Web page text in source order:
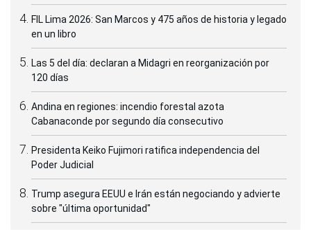
FIL Lima 2026: San Marcos y 475 años de historia y legado
en un libro
Las 5 del día: declaran a Midagri en reorganización por
120 días
Andina en regiones: incendio forestal azota
Cabanaconde por segundo día consecutivo
Presidenta Keiko Fujimori ratifica independencia del
Poder Judicial
Trump asegura EEUU e Irán están negociando y advierte
sobre "última oportunidad"